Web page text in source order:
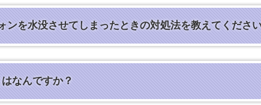
ンを水没させてしまったときの対処法を教えてください
なんですか？